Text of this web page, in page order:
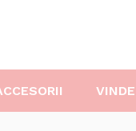
VINDE